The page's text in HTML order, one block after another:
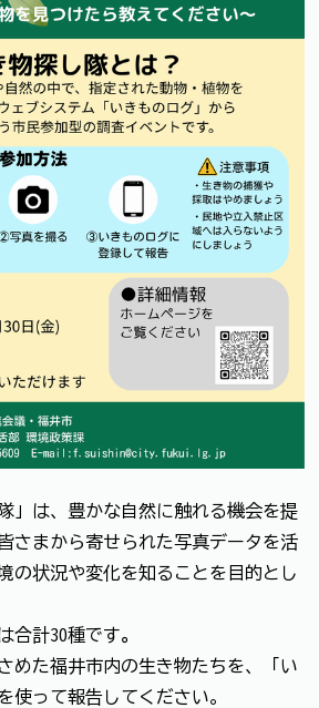
」は、豊かな自然に触れる機会を提
さまから寄せられた写真データを活
の状況や変化を知ることを目的とし
合計30種です。
めた福井市内の生き物たちを、「い
使って報告してください。